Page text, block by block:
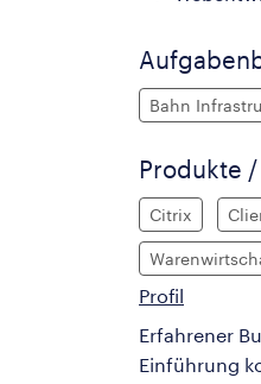
Bahn
Produkte
Citrix
Profil
Erfahrener
Einführung